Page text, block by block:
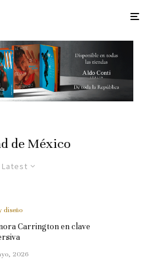
de México
Latest
diseño
Carrington en clave
2026